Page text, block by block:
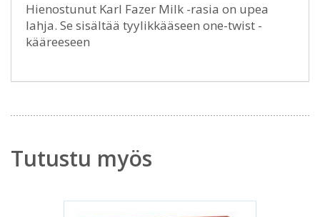
Hienostunut Karl Fazer Milk -rasia on upea
lahja. Se sisältää tyylikkääseen one-twist -
kääreeseen
Tutustu myös